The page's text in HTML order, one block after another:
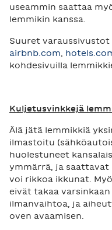
useammin saattaa
lemmikin kanssa.
Suuret varaussivustot
airbnb.com
kohdesivuilla
Kuljetusvinkkejä
Älä jätä lemmikkiä
ilmastoitu
huolestuneet
ymmärrä, ja saattavat
voi rikkoa ikkunat.
eivät takaa
ilmanvaihtoa, ja
oven avaamisen.